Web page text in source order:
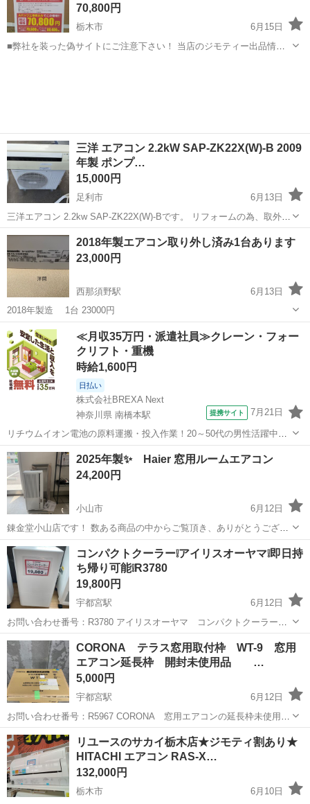
70,800円
栃木市
6月15日
■弊社を装った偽サイトにご注意下さい！ 当店のジモティー出品情
三洋 エアコン 2.2kW SAP-ZK22X(W)-B 2009
年製 ポンプ…
15,000円
足利市
6月13日
三洋エアコン 2.2kw SAP-ZK22X(W)-Bです。 リフォームの為、取外
し、出品日にポンプダウンしたものです。 室内機、室外機、リモコン
の３点セットです。
栃木 足利市 季節、空調家電 ポンプ
2018年製エアコン取り外し済み1台あります
23,000円
西那須野駅
6月13日
2018年製造 1台 23000円
栃木 大田原市 西那須野駅 季節、空調家電
≪月収35万円・派遣社員≫クレーン・フォー
クリフト・重機
時給1,600円
日払い
株式会社BREXA Next
神奈川県 南橋本駅
提携サイト 7月21日
リチウムイオン電池の原料運搬・投入作業！20～50代の男性活躍中★
ワンルーム寮完備！赴任旅費会社負担！年間休日130日★フォークリフ
ト免許お持ちの方、活躍中！就業先食堂利用可★《神奈川県相模原
市》 人気の工場のお仕事 ◇電...
神奈川 相模原市 南橋本駅 その他
2025年製✨ Haier 窓用ルームエアコン
24,200円
小山市
6月12日
錬金堂小山店です！ 数ある商品の中からご覧頂き、ありがとうござい
ます。 店舗の閲覧ができるようになりました！ ぜひお越しください！
配送サービスもご利用可能です。 ¥3,000～より承ります。 お値引につ
きましては、店...
栃木 小山市 季節、空調家電
コンパクトクーラー❕アイリスオーヤマ❕即日持
ち帰り可能❕R3780
19,800円
宇都宮駅
6月12日
お問い合わせ番号：R3780 アイリスオーヤマ コンパクトクーラー
2023年製 ICA-0301A 現物確認・購入後の取り置きも致しておりま
す。 その他にも、冷蔵庫・洗濯機のセット 電子レンジ ガス台...
栃木 宇都宮市 季節、空調家電
CORONA テラス窓用取付枠 WT-9 窓用
エアコン延長枠 開封未使用品 …
5,000円
宇都宮駅
6月12日
お問い合わせ番号：R5967 CORONA 窓用エアコンの延長枠未使用
品 大きな工事が不要ですので、費用を抑えられる窓用エアコンの
枠！！ ご自身で取り付けできます！！ ＊窓の大きさ、形状で設置でき
る窓用...
栃木 宇都宮市 宇都宮駅 季節、空調家電 CORONA
リユースのサカイ栃木店★ジモティ割あり★
HITACHI エアコン RAS-X…
132,000円
栃木市 6月10日